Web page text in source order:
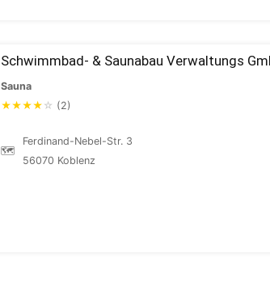
Schwimmbad- & Saunabau Verwaltungs
Sauna
★★★★ ☆ (2)
🗺
Ferdinand-Nebel-Str. 3
56070 Koblenz